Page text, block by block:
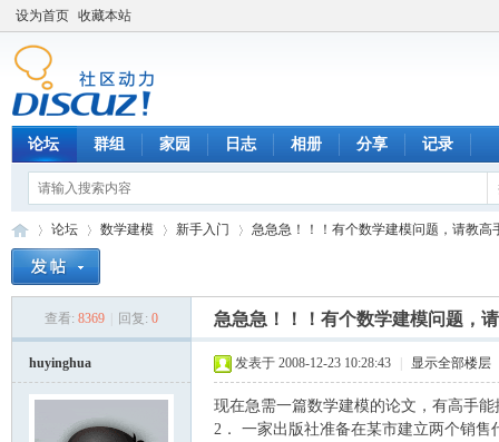
设为首页 收藏本站
论坛 群组 家园 日志 相册 分享 记录
论坛
›
数学建模
›
新手入门
›
急急急！！！有个数学建模问题，请教高
查看: 8369 回复: 0 急急急！！！有个数学建模问题，
huyinghua 发表于 2008-12-23 10:28:43 显示全部楼层
现在急需一篇数学建模的论文，有高手
2． 一家出版社准备在某市建立两个销